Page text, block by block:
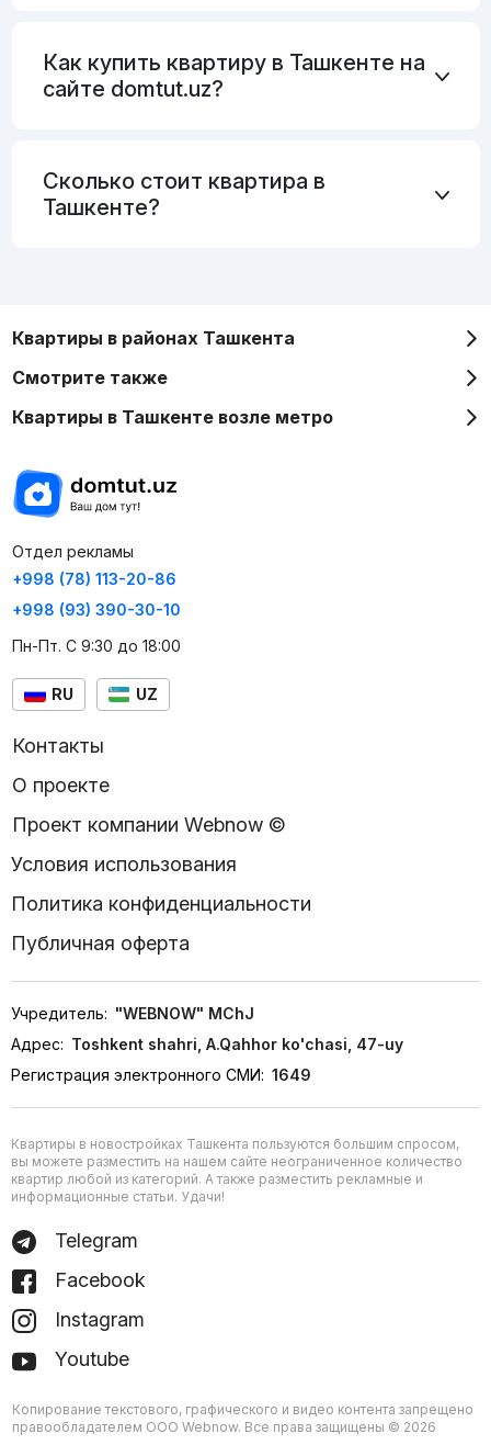
Как купить квартиру в Ташкенте на
сайте domtut.uz?
Сколько стоит квартира в
Ташкенте?
Квартиры в районах Ташкента
Смотрите также
Квартиры в Ташкенте возле метро
Отдел рекламы
+998 (78) 113-20-86
+998 (93) 390-30-10
Пн-Пт. С 9:30 до 18:00
RU UZ
Контакты
О проекте
Проект компании Webnow ©
Условия использования
Политика конфиденциальности
Публичная оферта
Учредитель: "WEBNOW" MChJ
Адрес: Toshkent shahri, A.Qahhor ko'chasi, 47-uy
Регистрация электронного СМИ: 1649
Квартиры в новостройках Ташкента пользуются большим спросом,
вы можете разместить на нашем сайте неограниченное количество
квартир любой из категорий. А также разместить рекламные и
информационные статьи. Удачи!
Telegram
Facebook
Instagram
Youtube
Копирование текстового, графического и видео контента запрещено
правообладателем ООО Webnow. Все права защищены © 2026